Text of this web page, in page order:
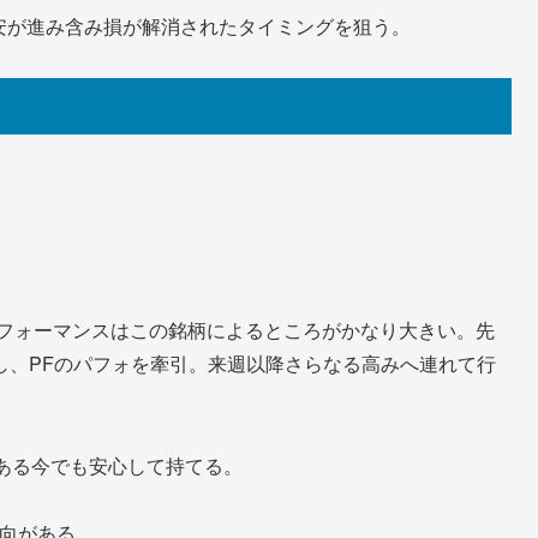
進み含み損が解消されたタイミングを狙う。
ーマンスはこの銘柄によるところがかなり大きい。先
PFのパフォを牽引。来週以降さらなる高みへ連れて行
今でも安心して持てる。